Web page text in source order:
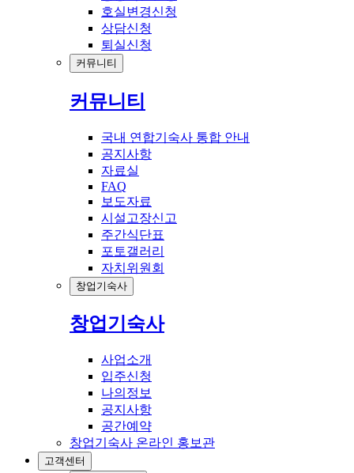
호실변경신청
상담신청
퇴실신청
커뮤니티
커뮤니티
국내 연합기숙사 통합 안내
공지사항
자료실
FAQ
보도자료
시설고장신고
주간식단표
포토갤러리
자치위원회
창업기숙사
창업기숙사
사업소개
입주신청
나의정보
공지사항
공간예약
창업기숙사 온라인 홍보관
고객센터